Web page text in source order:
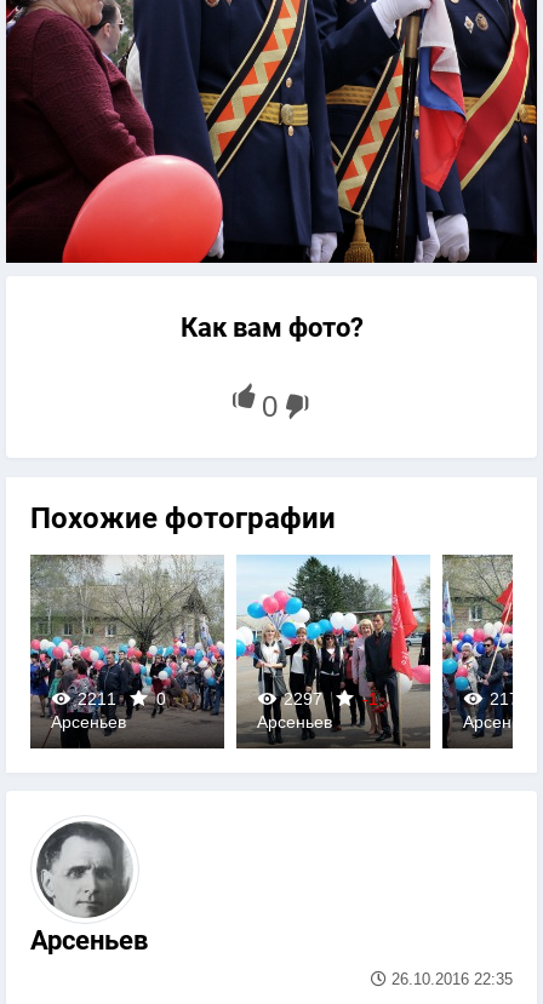
Как вам фото?
Похожие фотографии
2297
-1
0
Арсеньев
2178
0
0
Арсеньев
Арсеньев
26.10.2016 22:35